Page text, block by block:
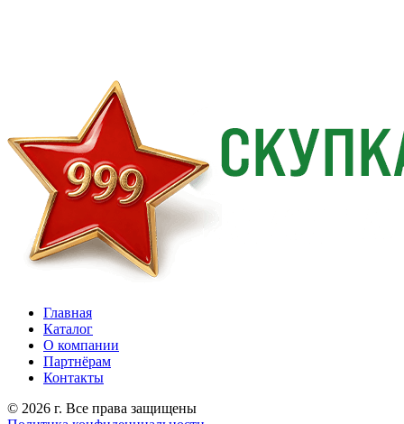
Главная
Каталог
О компании
Партнёрам
Контакты
© 2026 г. Все права защищены